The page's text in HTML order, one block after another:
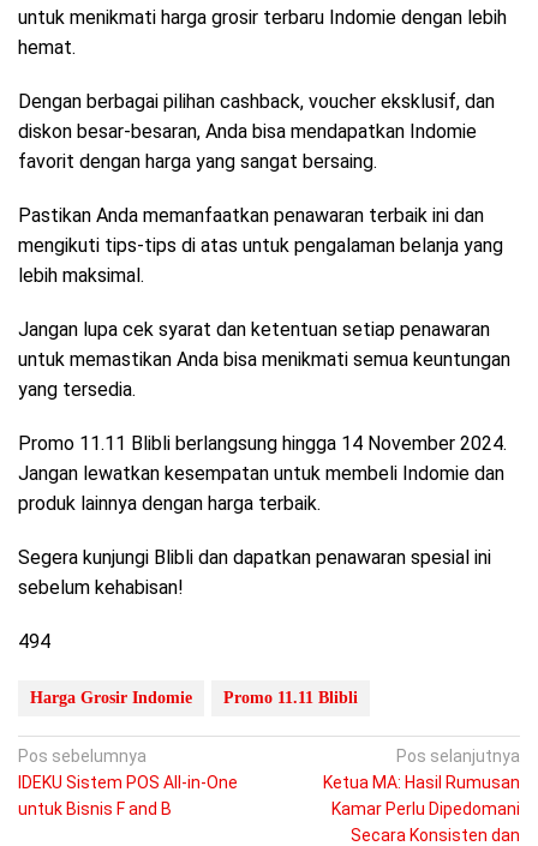
untuk menikmati harga grosir terbaru Indomie dengan lebih
hemat.
Dengan berbagai pilihan cashback, voucher eksklusif, dan
diskon besar-besaran, Anda bisa mendapatkan Indomie
favorit dengan harga yang sangat bersaing.
Pastikan Anda memanfaatkan penawaran terbaik ini dan
mengikuti tips-tips di atas untuk pengalaman belanja yang
lebih maksimal.
Jangan lupa cek syarat dan ketentuan setiap penawaran
untuk memastikan Anda bisa menikmati semua keuntungan
yang tersedia.
Promo 11.11 Blibli berlangsung hingga 14 November 2024.
Jangan lewatkan kesempatan untuk membeli Indomie dan
produk lainnya dengan harga terbaik.
Segera kunjungi Blibli dan dapatkan penawaran spesial ini
sebelum kehabisan!
494
Harga Grosir Indomie Promo 11.11 Blibli
Navigasi
pos
Pos sebelumnya
IDEKU Sistem POS All-in-One
untuk Bisnis F and B
Pos selanjutnya
Ketua MA: Hasil Rumusan
Kamar Perlu Dipedomani
Secara Konsisten dan